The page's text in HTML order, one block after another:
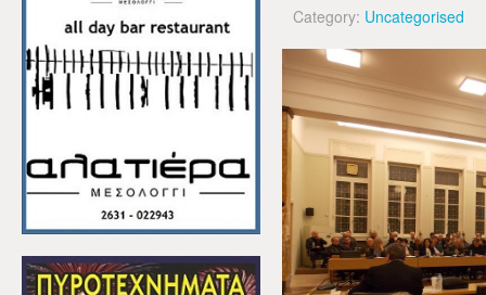
Category: Uncategorised